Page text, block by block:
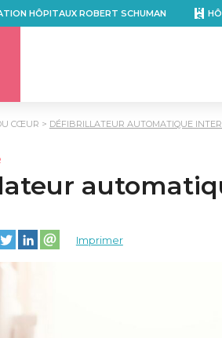
HÔPITAUX ROBERT SCHUMAN
CŒUR DÉFIBRILLATEUR AUTOMATIQUE
cette page sur Facebook
Partager cette page sur Twitter
Partager cette page sur LinkedIn
Partager cette page sur email
Imprimer